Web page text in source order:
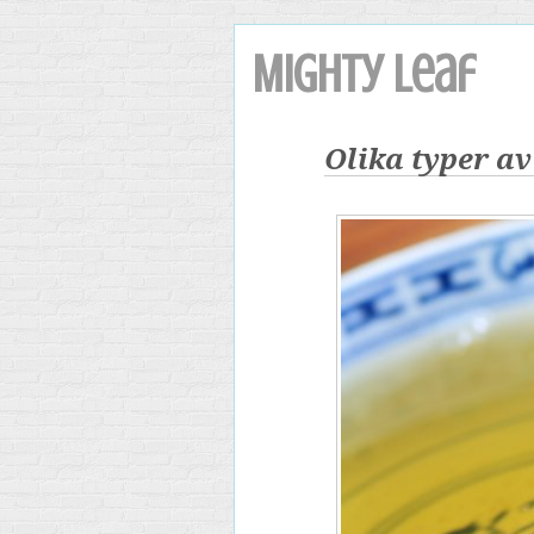
Mighty Leaf
Olika typer